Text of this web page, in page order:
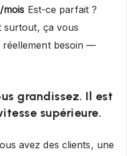
mois Est-ce parfait ?
surtout, ça vous
besoin —
grandissez. Il est
supérieure.
avez des clients, une